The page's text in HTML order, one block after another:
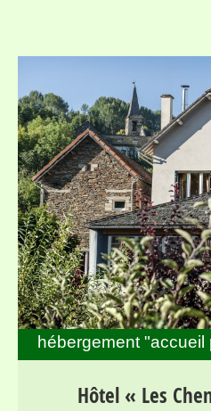
Séjours pour randonneurs
vallée du Lot, entre Mont
hébergement "accueil
Hôtel « Les